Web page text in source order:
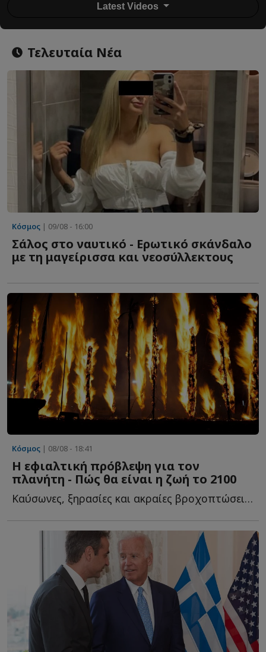
Latest Videos
Τελευταία Νέα
Κόσμος | 09/08 - 16:00
Σάλος στο ναυτικό - Ερωτικό σκάνδαλο
με τη μαγείρισσα και νεοσύλλεκτους
Κόσμος | 08/08 - 18:41
Η εφιαλτική πρόβλεψη για τον
πλανήτη - Πώς θα είναι η ζωή το 2100
Καύσωνες, ξηρασίες και ακραίες βροχοπτώσεις εκδηλώνονται ο...